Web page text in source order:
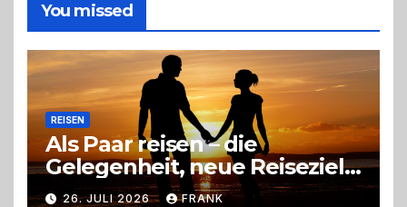
richtige
Entscheidung
You missed
REISEN
Als Paar reisen – die
Gelegenheit, neue Reiseziele
zu entdecken
26. JULI 2026 FRANK